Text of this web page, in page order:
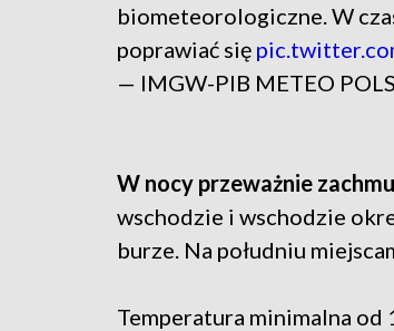
biometeorologiczne. W
poprawiać się
— IMGW-PIB METEO
W nocy przeważnie
wschodzie i wschodzie
burze. Na południu
Temperatura minimalna od